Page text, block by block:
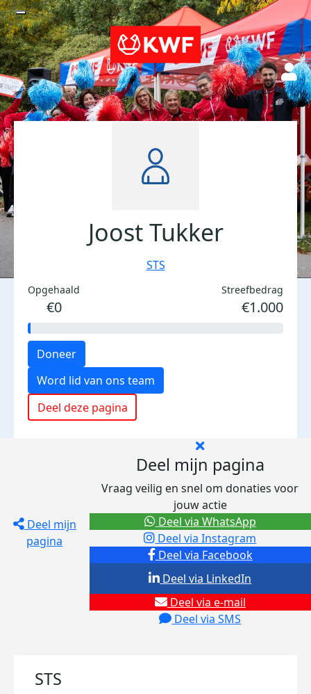
Joost Tukker
STS
Opgehaald
€0
Streefbedrag
€1.000
Doneer
Word lid van ons team
Deel deze pagina
Deel mijn
pagina
Deel mijn pagina
Vraag veilig en snel om donaties voor
jouw actie
Deel via Facebook
Deel via Instagram
Deel via e-mail
Deel via SMS
Deel via LinkedIn
Deel via WhatsApp
STS